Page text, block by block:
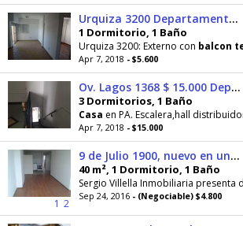
Urquiza 3200 Departamento Barabino Buenos Negocios Inmobiliarios
1 Dormitorio, 1 Baño
Urquiza 3200: Externo con balcon
Apr 7, 2018 - $5.600
Ov. Lagos 1368 $ 15.000 Departamento Alquiler
3 Dormitorios, 1 Baño
Casa en PA. Escalera,hall distribuidor, comedor, 4
Apr 7, 2018 - $15.000
1 2
9 de Julio 1900, nuevo en una zona inmejorable, muy cercano a Av. Pellegrini y Bv. Oroño
40 m², 1 Dormitorio, 1 Baño
Sergio Villella Inmobiliaria presenta
Sep 24, 2016 - (Negociable) $4.800